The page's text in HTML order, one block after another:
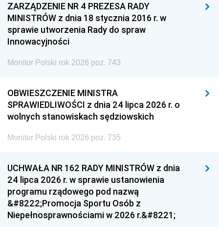
ZARZĄDZENIE NR 4 PREZESA RADY
MINISTRÓW z dnia 18 stycznia 2016 r. w
sprawie utworzenia Rady do spraw
Innowacyjności
Monitor Polski rok 2026 poz. 743
OBWIESZCZENIE MINISTRA
SPRAWIEDLIWOŚCI z dnia 24 lipca 2026 r. o
wolnych stanowiskach sędziowskich
Monitor Polski rok 2026 poz. 735
UCHWAŁA NR 162 RADY MINISTRÓW z dnia
24 lipca 2026 r. w sprawie ustanowienia
programu rządowego pod nazwą
&#8222;Promocja Sportu Osób z
Niepełnosprawnościami w 2026 r.&#8221;